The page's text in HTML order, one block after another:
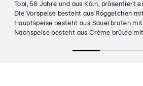
Tobi, 58 Jahre und aus Köln, präsentiert
Die Vorspeise besteht aus Röggelchen
Hauptspeise besteht aus Sauerbraten
Nachspeise besteht aus Crème brûlée